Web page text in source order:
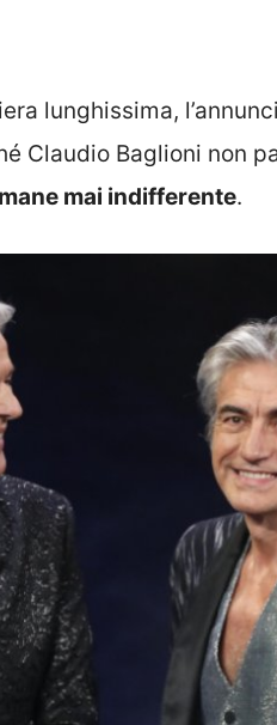
lunghissima,
Claudio Baglioni non
mai indifferente.